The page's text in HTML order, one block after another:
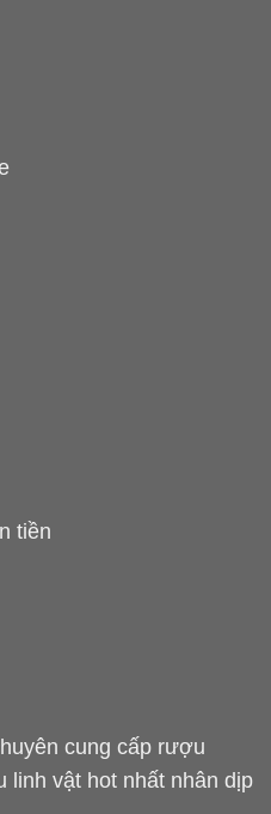
tiền
cung cấp rượu
linh vật hot nhất nhân dịp